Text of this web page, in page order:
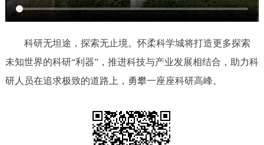
参与调查 在线访谈 图说互动
走进北京
北京概况 十六区概览 人文北京
科研无坦途，探索无止境。怀柔科学城将打造更多探索
未知世界的科研“利器”，推进科技与产业发展相结合，助力科
研人员在追求极致的道路上，勇攀一座座科研高峰。